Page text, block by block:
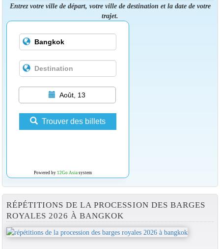
Entrez votre ville de départ, votre ville de destination et la date de votre
trajet.
Août, 13
Trouver des billets
Powered by 12Go Asiasystem
RÉPÉTITIONS DE LA PROCESSION DES BARGES
ROYALES 2026 À BANGKOK